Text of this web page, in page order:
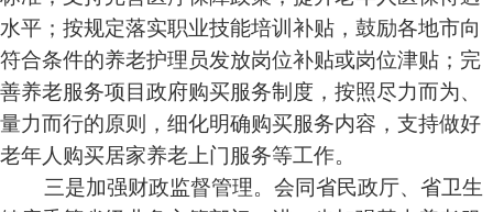
水平；按规定落实职业技能培训补贴，鼓励各地市向
符合条件的养老护理员发放岗位补贴或岗位津贴；完
善养老服务项目政府购买服务制度，按照尽力而为、
量力而行的原则，细化明确购买服务内容，支持做好
老年人购买居家养老上门服务等工作。
三是加强财政监督管理。会同省民政厅、省卫生